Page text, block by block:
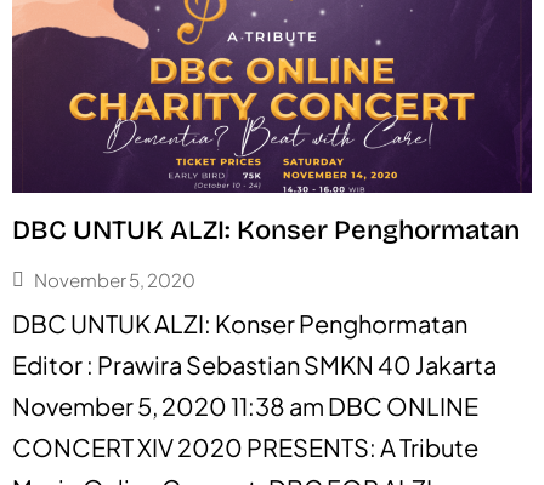
DBC UNTUK ALZI: Konser Penghormatan
November 5, 2020
DBC UNTUK ALZI: Konser Penghormatan
Editor : Prawira Sebastian SMKN 40 Jakarta
November 5, 2020 11:38 am DBC ONLINE
CONCERT XIV 2020 PRESENTS: A Tribute